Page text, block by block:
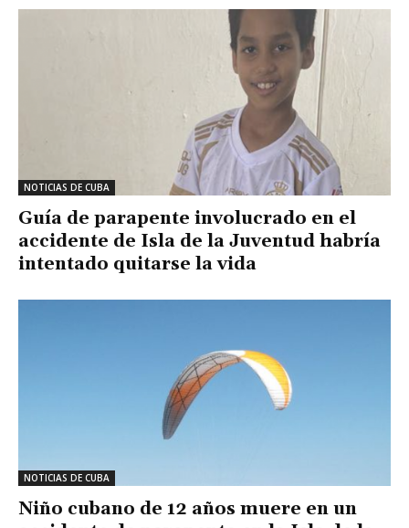
NOTICIAS DE CUBA
Guía de parapente involucrado en el
accidente de Isla de la Juventud habría
intentado quitarse la vida
NOTICIAS DE CUBA
Niño cubano de 12 años muere en un